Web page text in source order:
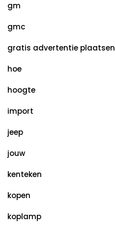
gm
gmc
gratis advertentie plaatsen
hoe
hoogte
import
jeep
jouw
kenteken
kopen
koplamp